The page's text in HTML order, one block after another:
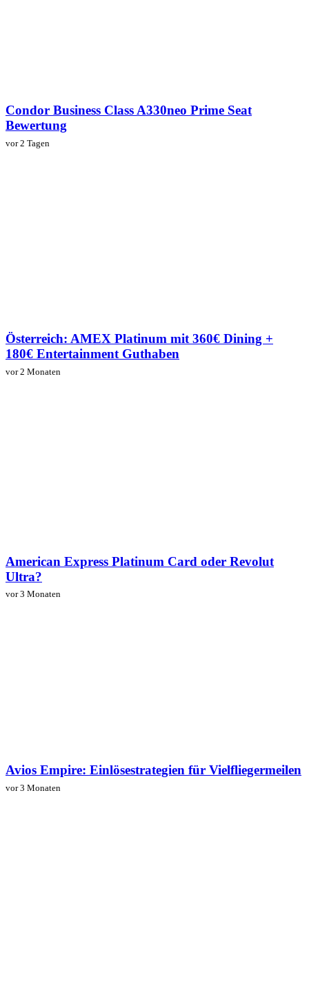
Condor Business Class A330neo Prime Seat
Bewertung
vor 2 Tagen
Österreich: AMEX Platinum mit 360€ Dining +
180€ Entertainment Guthaben
vor 2 Monaten
American Express Platinum Card oder Revolut
Ultra?
vor 3 Monaten
Avios Empire: Einlösestrategien für Vielfliegermeilen
vor 3 Monaten